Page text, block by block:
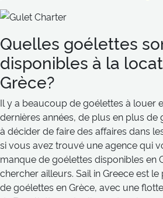
Quelles goélettes
disponibles à la
Grèce?
Il y a beaucoup de goélettes à louer
dernières années, de plus en plus
à décider de faire des affaires dans
si vous avez trouvé une agence qui
manque de goélettes disponibles en
chercher ailleurs. Sail in Greece est
de goélettes en Grèce, avec une